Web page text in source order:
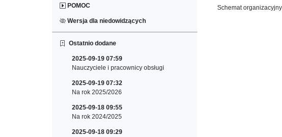
POMOC
Wersja dla niedowidzących
Ostatnio dodane
2025-09-19 07:59
Nauczyciele i pracownicy obsługi
2025-09-19 07:32
Na rok 2025/2026
2025-09-18 09:55
Na rok 2024/2025
2025-09-18 09:29
Schemat